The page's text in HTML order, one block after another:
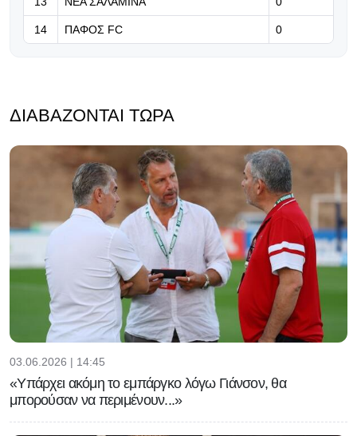
14 ΠΑΦΟΣ FC 0
ΔΙΑΒΆΖΟΝΤΑΙ ΤΏΡΑ
03.06.2026 | 14:45
«Υπάρχει ακόμη το εμπάργκο λόγω Γιάνσον, θα
μπορούσαν να περιμένουν...»